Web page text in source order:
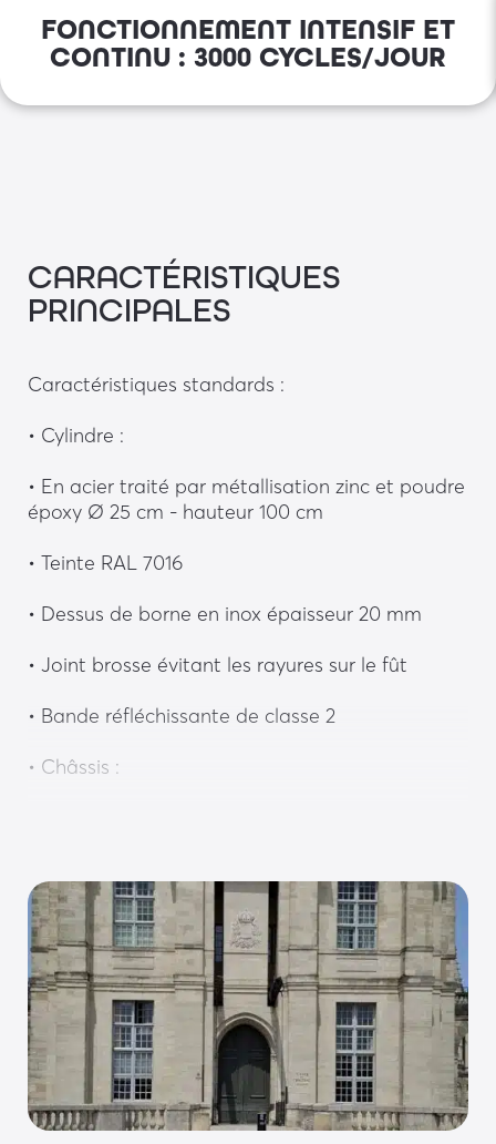
FONCTIONNEMENT INTENSIF ET
CONTINU : 3000 CYCLES/JOUR
CARACTÉRISTIQUES
PRINCIPALES
Caractéristiques standards :
• Cylindre :
• En acier traité par métallisation zinc et poudre
époxy Ø 25 cm - hauteur 100 cm
• Teinte RAL 7016
• Dessus de borne en inox épaisseur 20 mm
• Joint brosse évitant les rayures sur le fût
• Bande réfléchissante de classe 2
• Châssis :
• Guidage latéral avec coulisseaux PEHD
• Crosse d’ancrage M16 renforçant la liaison au
massif béton
• Châssis en acier galvanisé épaisseur 6 mm
• Motorisation :
• Motorisation hydraulique déportée,